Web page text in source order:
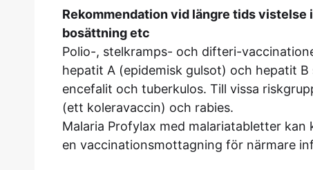
Rekommendation vid längre tids vistelse
bosättning etc
Polio-, stelkramps- och difteri-
hepatit A (epidemisk gulsot) och hepatit
encefalit och tuberkulos. Till vissa
(ett koleravaccin) och rabies.
Malaria Profylax med malariatabletter kan
en vaccinationsmottagning för närmare